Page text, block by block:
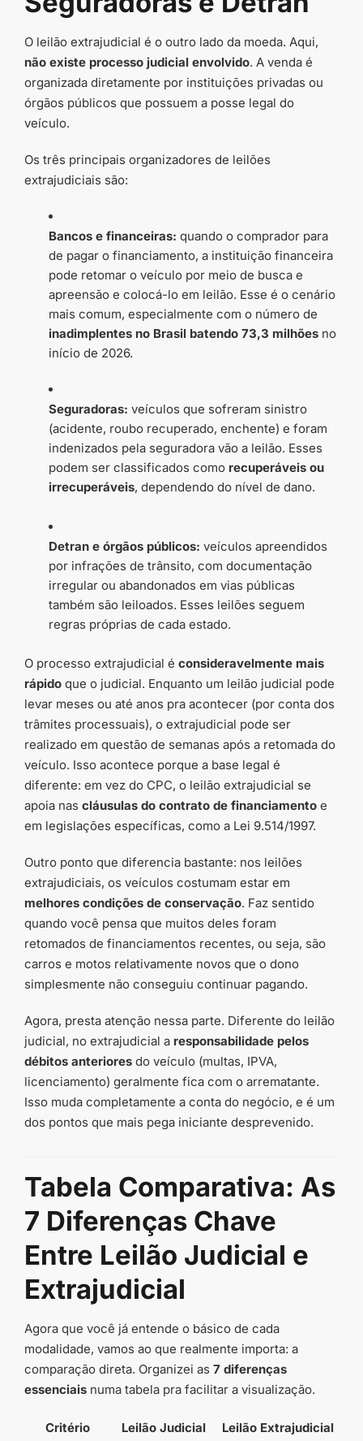
O leilão extrajudicial é o outro lado da moeda. Aqui,
não existe processo judicial envolvido. A venda é
organizada diretamente por instituições privadas ou
órgãos públicos que possuem a posse legal do
veículo.
Os três principais organizadores de leilões
extrajudiciais são:
Bancos e financeiras: quando o comprador para
de pagar o financiamento, a instituição financeira
pode retomar o veículo por meio de busca e
apreensão e colocá-lo em leilão. Esse é o cenário
mais comum, especialmente com o número de
inadimplentes no Brasil batendo 73,3 milhões no
início de 2026.
Seguradoras: veículos que sofreram sinistro
(acidente, roubo recuperado, enchente) e foram
indenizados pela seguradora vão a leilão. Esses
podem ser classificados como recuperáveis ou
irrecuperáveis, dependendo do nível de dano.
Detran e órgãos públicos: veículos apreendidos
por infrações de trânsito, com documentação
irregular ou abandonados em vias públicas
também são leiloados. Esses leilões seguem
regras próprias de cada estado.
O processo extrajudicial é consideravelmente mais
rápido que o judicial. Enquanto um leilão judicial pode
levar meses ou até anos pra acontecer (por conta dos
trâmites processuais), o extrajudicial pode ser
realizado em questão de semanas após a retomada do
veículo. Isso acontece porque a base legal é
diferente: em vez do CPC, o leilão extrajudicial se
apoia nas cláusulas do contrato de financiamento e
em legislações específicas, como a Lei 9.514/1997.
Outro ponto que diferencia bastante: nos leilões
extrajudiciais, os veículos costumam estar em
melhores condições de conservação. Faz sentido
quando você pensa que muitos deles foram
retomados de financiamentos recentes, ou seja, são
carros e motos relativamente novos que o dono
simplesmente não conseguiu continuar pagando.
Agora, presta atenção nessa parte. Diferente do leilão
judicial, no extrajudicial a responsabilidade pelos
débitos anteriores do veículo (multas, IPVA,
licenciamento) geralmente fica com o arrematante.
Isso muda completamente a conta do negócio, e é um
dos pontos que mais pega iniciante desprevenido.
Tabela Comparativa: As
7 Diferenças Chave
Entre Leilão Judicial e
Extrajudicial
Agora que você já entende o básico de cada
modalidade, vamos ao que realmente importa: a
comparação direta. Organizei as 7 diferenças
essenciais numa tabela pra facilitar a visualização.
Critério Leilão Judicial
Leilão Extrajudicial